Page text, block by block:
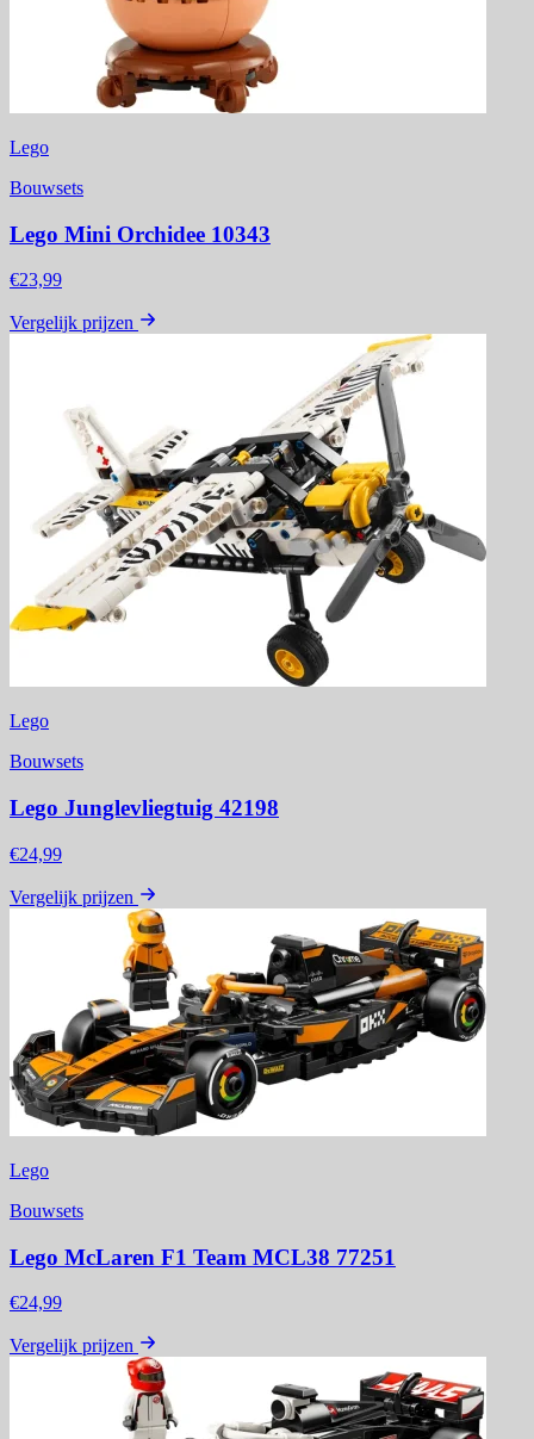
Lego
Bouwsets
Lego Mini Orchidee 10343
€23,99
Vergelijk prijzen
Lego
Bouwsets
Lego Junglevliegtuig 42198
€24,99
Vergelijk prijzen
Lego
Bouwsets
Lego McLaren F1 Team MCL38 77251
€24,99
Vergelijk prijzen